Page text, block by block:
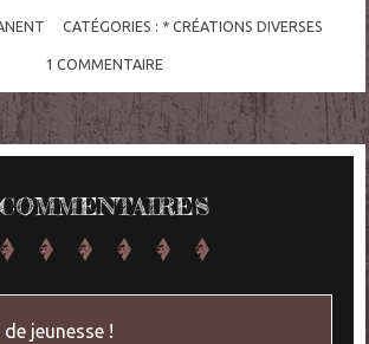
CATÉGORIES : * CRÉATIONS DIVERSES
1 COMMENTAIRE
COMMENTAIRES
jeunesse !